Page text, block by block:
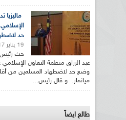
ماليزيا
حد
19 يناير 2017
حث رئيس
عبد الرزاق منظمة التعاون
وضع حد لاضطهاد المسلمين من
ميانمار. و قال رئيس...
طالع ايضاً